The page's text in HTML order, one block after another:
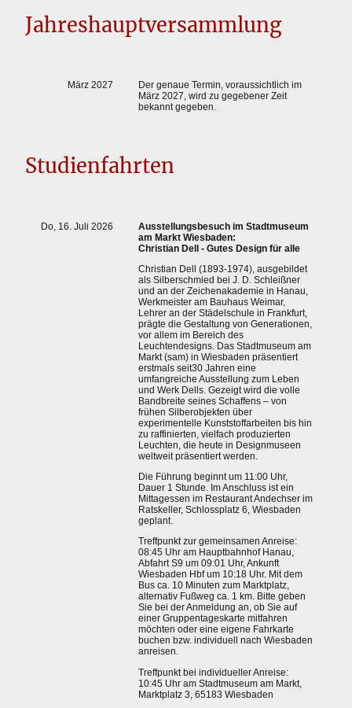
Jahreshauptversammlung
März 2027
Der genaue Termin, voraussichtlich im
März 2027, wird zu gegebener Zeit
bekannt gegeben.
Studienfahrten
Do, 16. Juli 2026
Ausstellungsbesuch im Stadtmuseum
am Markt Wiesbaden:
Christian Dell - Gutes Design für alle
Christian Dell (1893-1974), ausgebildet
als Silberschmied bei J. D. Schleißner
und an der Zeichenakademie in Hanau,
Werkmeister am Bauhaus Weimar,
Lehrer an der Städelschule in Frankfurt,
prägte die Gestaltung von Generationen,
vor allem im Bereich des
Leuchtendesigns. Das Stadtmuseum am
Markt (sam) in Wiesbaden präsentiert
erstmals seit30 Jahren eine
umfangreiche Ausstellung zum Leben
und Werk Dells. Gezeigt wird die volle
Bandbreite seines Schaffens – von
frühen Silberobjekten über
experimentelle Kunststoffarbeiten bis hin
zu raffinierten, vielfach produzierten
Leuchten, die heute in Designmuseen
weltweit präsentiert werden.
Die Führung beginnt um 11:00 Uhr,
Dauer 1 Stunde. Im Anschluss ist ein
Mittagessen im Restaurant Andechser im
Ratskeller, Schlossplatz 6, Wiesbaden
geplant.
Treffpunkt zur gemeinsamen Anreise:
08:45 Uhr am Hauptbahnhof Hanau,
Abfahrt S9 um 09:01 Uhr, Ankunft
Wiesbaden Hbf um 10:18 Uhr. Mit dem
Bus ca. 10 Minuten zum Marktplatz,
alternativ Fußweg ca. 1 km. Bitte geben
Sie bei der Anmeldung an, ob Sie auf
einer Gruppentageskarte mitfahren
möchten oder eine eigene Fahrkarte
buchen bzw. individuell nach Wiesbaden
anreisen.
Treffpunkt bei individueller Anreise:
10:45 Uhr am Stadtmuseum am Markt,
Marktplatz 3, 65183 Wiesbaden